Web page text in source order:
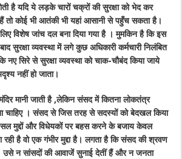
है यदि ये लड़के चारों चक्रों की सुरक्षा को भेद कर
कोई भी आतंकी भी यहां आसानी से पहुँच सकता है।
विशेष जांच दल बना दिया गया है । मुमकिन है कि इस
सुरक्षा व्यवस्था में लगे कुछ अधिकारी कर्मचारी निलंबित
नए सिरे से सुरक्षा व्यवस्था को चाक-चौबंद किया जाये
नहीं हो जाता।
मानी जाती है ,लेकिन संसद में कितना लोकतंत्र
चाहिए । संसद से जिस तरह से सदस्यों को बेदखल किया
मुद्दों और विधेयकों पर बहस करने के बजाय केवल
है वो एक गंभीर मुद्दा है। लगता है कि संसद की श्रवण
उसे न सांसदों की आवाजें सुनाई देतीं हैं और न जनता